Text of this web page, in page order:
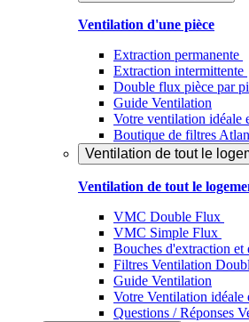
Ventilation d'une pièce
Extraction permanente
Extraction intermittente
Double flux pièce par
Guide Ventilation
Votre ventilation idéale
Boutique de filtres
Ventilation de tout le
Ventilation de tout le
VMC Double Flux
VMC Simple Flux
Bouches d'extraction et
Filtres Ventilation
Guide Ventilation
Votre Ventilation idéale
Questions / Réponses